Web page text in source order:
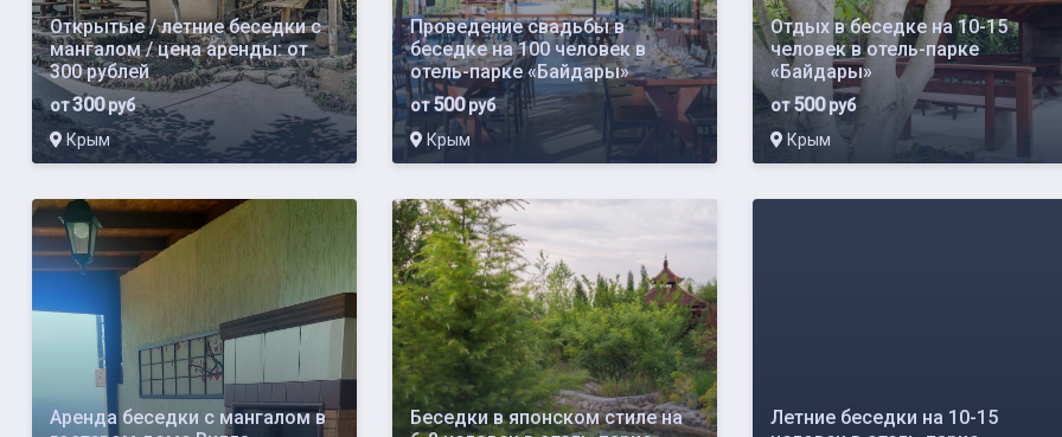
Открытые / летние беседки с
мангалом / цена аренды: от
300 рублей
от300руб
Крым
Проведение свадьбы в
беседке на 100 человек в
отель-парке «Байдары»
от500руб
Крым
Отдых в беседке на 10-15
человек в отель-парке
«Байдары»
от500руб
Крым
Аренда беседки с мангалом в
Беседки в японском стиле на
Летние беседки на 10-15